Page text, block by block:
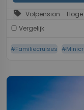
sell Volpension -
Vergelijk
#Familiecruises